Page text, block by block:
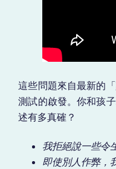
這些問題來自最新的「
測試的啟發。你和孩
述有多真確？
我拒絕說一些令
即使別人作弊，